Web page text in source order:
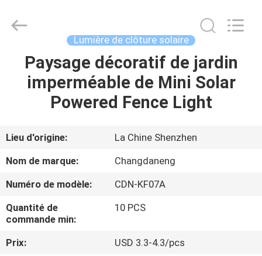
MAISON
À
PROPOS
NOUS
Technology
Lumière de clôture solaire
Paysage décoratif de jardin
imperméable de Mini Solar
Powered Fence Light
Lieu d'origine:
La Chine Shenzhen
Nom de marque:
Changdaneng
Numéro de modèle:
CDN-KF07A
Quantité de
commande min:
10 PCS
Prix:
USD 3.3-4.3/pcs